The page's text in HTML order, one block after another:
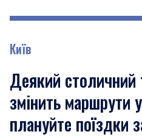
Київ
Деякий столичний
змінить маршрути
плануйте поїздки